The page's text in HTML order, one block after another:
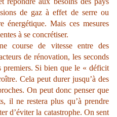
de gaz à effet de serre ou
énergétique. Mais ces mesures
à se concrétiser.
course de vitesse entre des
de rénovation, les seconds
premiers. Si bien que le « déficit
Cela peut durer jusqu’à des
On peut donc penser que
il ne restera plus qu’à prendre
d’éviter la catastrophe. On sent